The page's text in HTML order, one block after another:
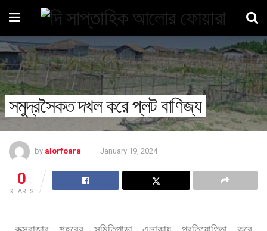
সমুদ্রসৈকত দখল করে প্লট বাণিজ্য
by alorfoara January 19, 2024
0
SHARES